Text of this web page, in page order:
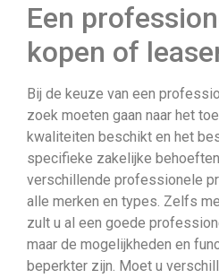
Een
kopen of
Bij de keuze van een
zoek moeten gaan naar het
kwaliteiten beschikt en het
specifieke zakelijke
verschillende professionele
alle merken en types. Zelfs
zult u al een goede
maar de mogelijkheden en
beperkter zijn. Moet u